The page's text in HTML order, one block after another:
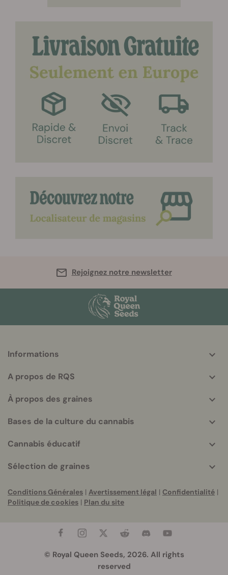
Rejoignez notre newsletter
info
Informations
A propos de RQS
À propos des graines
Bases de la culture du cannabis
Cannabis éducatif
Sélection de graines
Conditions Générales | Avertissement légal | Confidentialité |
Politique de cookies | Plan du site
© Royal Queen Seeds, 2026. All rights
reserved